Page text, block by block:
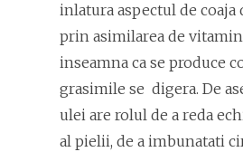
inlatura aspectul de coaja
prin asimilarea de vitamin
inseamna ca se produce
grasimile se digera. De
ulei are rolul de a reda
al pielii, de a imbunatati